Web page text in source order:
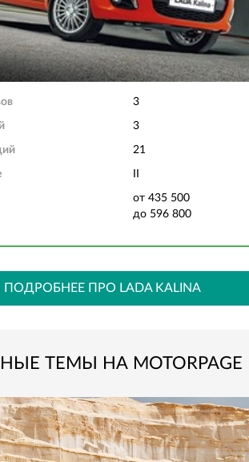
3
3
21
от 435 500
до 596 800
ПОДРОБНЕЕ ПРО LADA KALINA
ТЕМЫ НА MOTORPAGE
ТЕСТ